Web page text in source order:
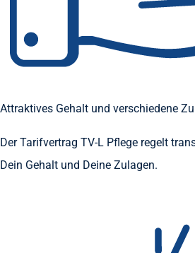
Attraktives Gehalt und verschiedene
Der Tarifvertrag TV-L Pflege regelt
Dein Gehalt und Deine Zulagen.